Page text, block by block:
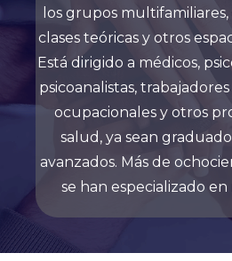
los grupos
clases teóricas y otros
Está dirigido a médicos,
psicoanalistas,
ocupacionales y otros
salud, ya sean
avanzados. Más de
se han especializado